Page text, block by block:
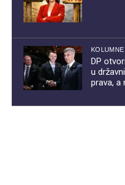
KOLUMNE
DP
u
prava, a